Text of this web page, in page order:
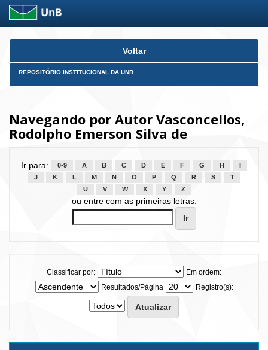
Skip
Voltar
REPOSITÓRIO INSTITUCIONAL DA UNB
Navegando por Autor Vasconcellos,
Rodolpho Emerson Silva de
Ir para: 0-9 A B C D E F G H
J
K L M N O P Q R S
T
U
V W X Y Z
ou entre com as primeiras letras:
Classificar por:
Em ordem:
Resultados/Página
Registro(s):